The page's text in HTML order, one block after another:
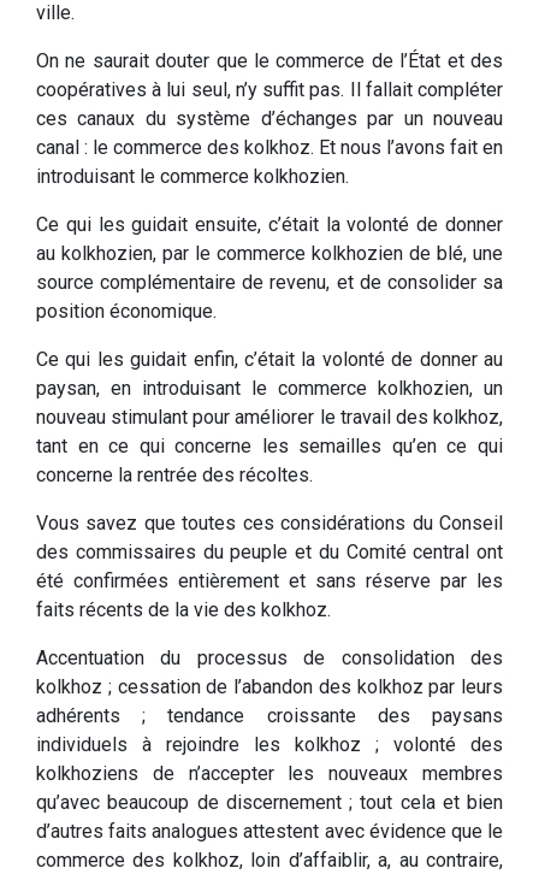
ville.
On ne saurait douter que le commerce de l’État et des
coopératives à lui seul, n’y suffit pas. Il fallait compléter
ces canaux du système d’échanges par un nouveau
canal : le commerce des kolkhoz. Et nous l’avons fait en
introduisant le commerce kolkhozien.
Ce qui les guidait ensuite, c’était la volonté de donner
au kolkhozien, par le commerce kolkhozien de blé, une
source complémentaire de revenu, et de consolider sa
position économique.
Ce qui les guidait enfin, c’était la volonté de donner au
paysan, en introduisant le commerce kolkhozien, un
nouveau stimulant pour améliorer le travail des kolkhoz,
tant en ce qui concerne les semailles qu’en ce qui
concerne la rentrée des récoltes.
Vous savez que toutes ces considérations du Conseil
des commissaires du peuple et du Comité central ont
été confirmées entièrement et sans réserve par les
faits récents de la vie des kolkhoz.
Accentuation du processus de consolidation des
kolkhoz ; cessation de l’abandon des kolkhoz par leurs
adhérents ; tendance croissante des paysans
individuels à rejoindre les kolkhoz ; volonté des
kolkhoziens de n’accepter les nouveaux membres
qu’avec beaucoup de discernement ; tout cela et bien
d’autres faits analogues attestent avec évidence que le
commerce des kolkhoz, loin d’affaiblir, a, au contraire,